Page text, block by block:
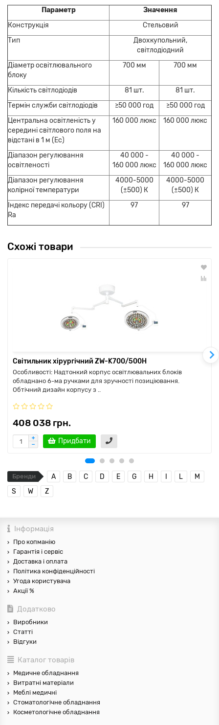
Параметр
Значення
Конструкція
Стельовий
Тип
Двохкупольний,
світлодіодний
Діаметр освітлювального
блоку
700 мм 700 мм
Кількість світлодіодів 81 шт.
81 шт.
Термін служби світлодіодів
≥50 000 год
≥50 000 год
Центральна освітленість у
середині світлового поля на
відстані в 1 м (Ec)
160 000 люкс 160 000 люкс
Діапазон регулювання
освітленості
40 000 -
160 000 люкс
40 000 -
160 000 люкс
Діапазон регулювання
колірної температури
4000-5000
(±500) К
4000-5000
(±500) К
Індекс передачі кольору (CRI)
Ra
97 97
Схожі товари
Світильник хірургічний ZW-K700/500H
Особливості: Надтонкий корпус освітлювальних блоків
обладнано 6-ма ручками для зручності позиціювання.
Обтічний дизайн корпусу з ..
408 038 грн.
Придбати
Бренди A B C D E G H I L
M
S
W Z
Інформація
Про копманію
Гарантія і сервіс
Доставка і оплата
Політика конфіденційності
Угода користувача
Акції %
Додатково
Виробники
Статті
Відгуки
Каталог товарів
Медичне обладнання
Витратні матеріали
Меблі медичні
Стоматологічне обладнання
Косметологічне обладнання